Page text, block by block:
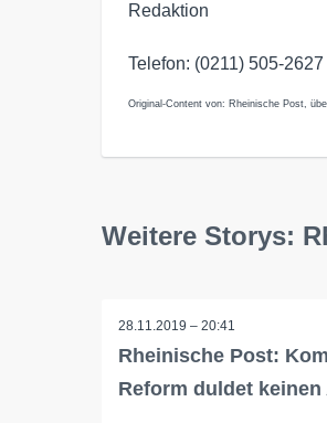
Redaktion
Telefon: (0211) 505-2627
Original-Content von: Rheinische Post,
Weitere Storys:
28.11.2019 – 20:41
Rheinische Post:
Reform duldet